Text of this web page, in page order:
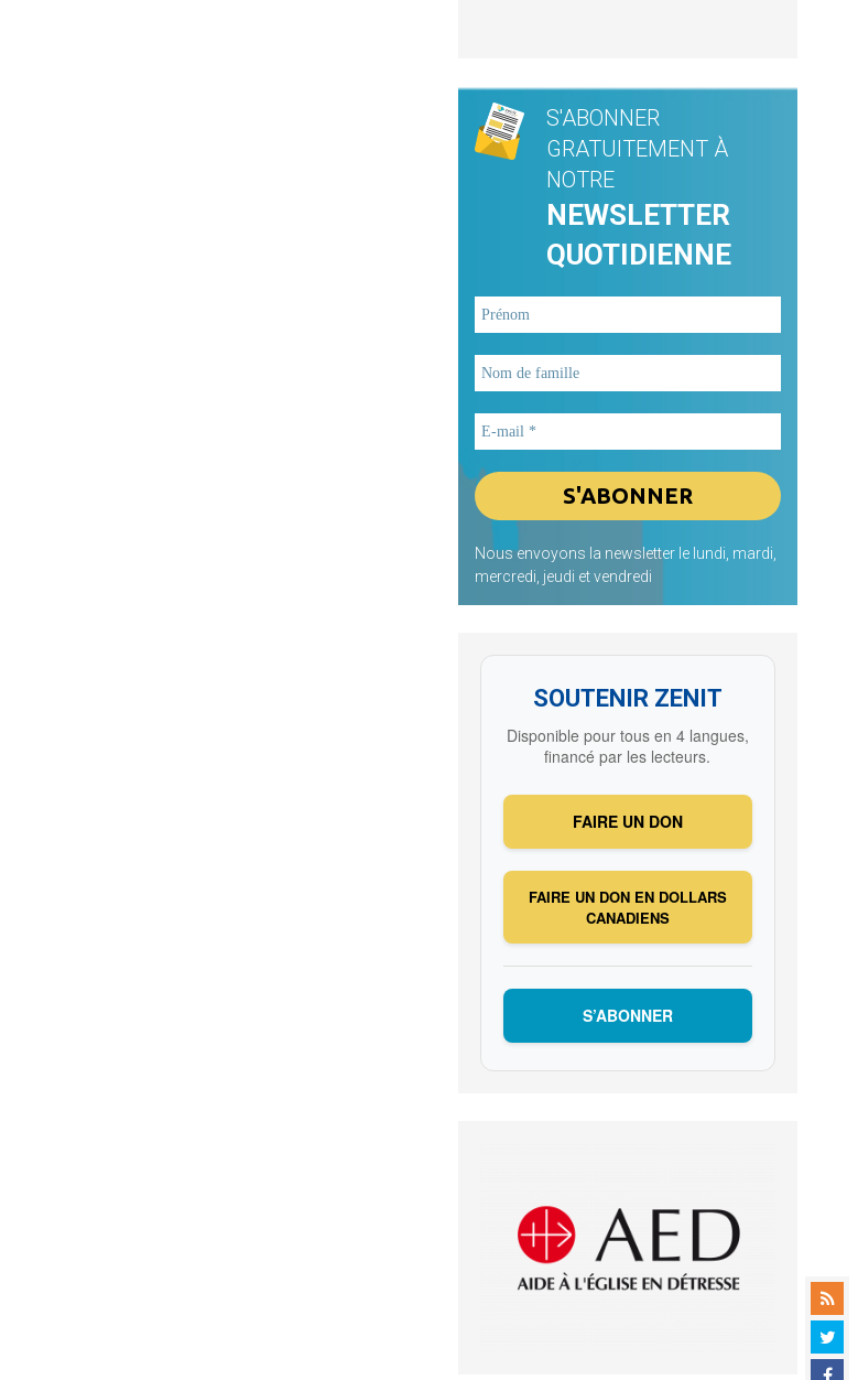
S'ABONNER
GRATUITEMENT À
NOTRE
NEWSLETTER
QUOTIDIENNE
Nous envoyons la newsletter le lundi, mardi,
mercredi, jeudi et vendredi
SOUTENIR ZENIT
Disponible pour tous en 4 langues,
financé par les lecteurs.
FAIRE UN DON
FAIRE UN DON EN DOLLARS
CANADIENS
S’ABONNER